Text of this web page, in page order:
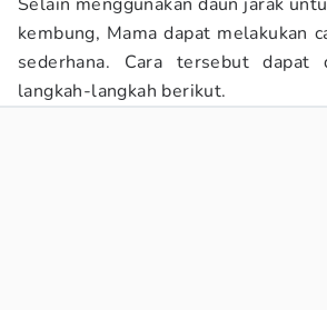
kembung, Mama dapat melakukan
sederhana. Cara tersebut dapat
langkah-langkah berikut.